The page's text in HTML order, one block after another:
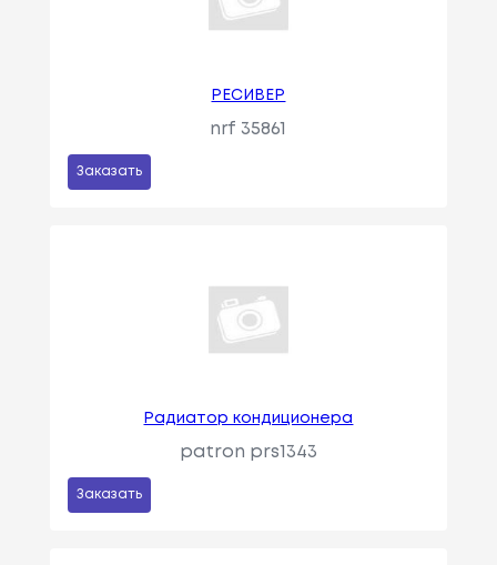
РЕСИВЕР
nrf 35861
Заказать
Радиатор кондиционера
patron prs1343
Заказать